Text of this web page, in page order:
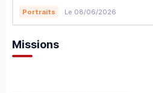
Portraits Le 08/06/2026
Missions